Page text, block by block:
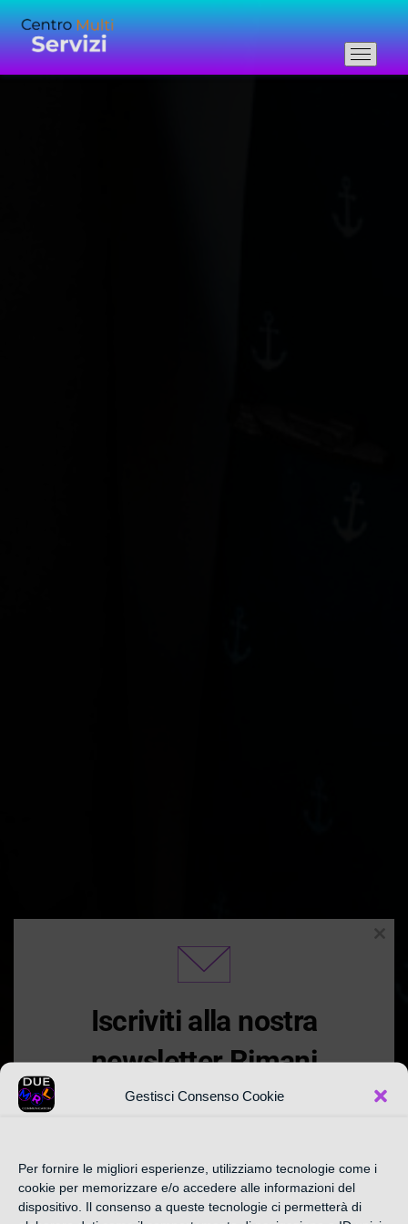
Gestisci Consenso Cookie
Per fornire le migliori esperienze, utilizziamo tecnologie come i
cookie per memorizzare e/o accedere alle informazioni del
dispositivo. Il consenso a queste tecnologie ci permetterà di
CATEGORIA:
Iscriviti alla nostra
newsletter Rimani
Aggiornato
sotto e Approfitta delle promozioni e offerte
esclusive in anteprima nella sezione